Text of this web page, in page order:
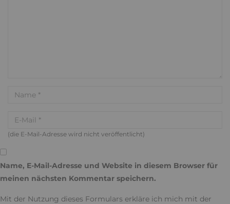
(die E-Mail-Adresse wird nicht veröffentlicht)
Name, E-Mail-Adresse und Website in diesem Browser für
meinen nächsten Kommentar speichern.
Mit der Nutzung dieses Formulars erkläre ich mich mit der